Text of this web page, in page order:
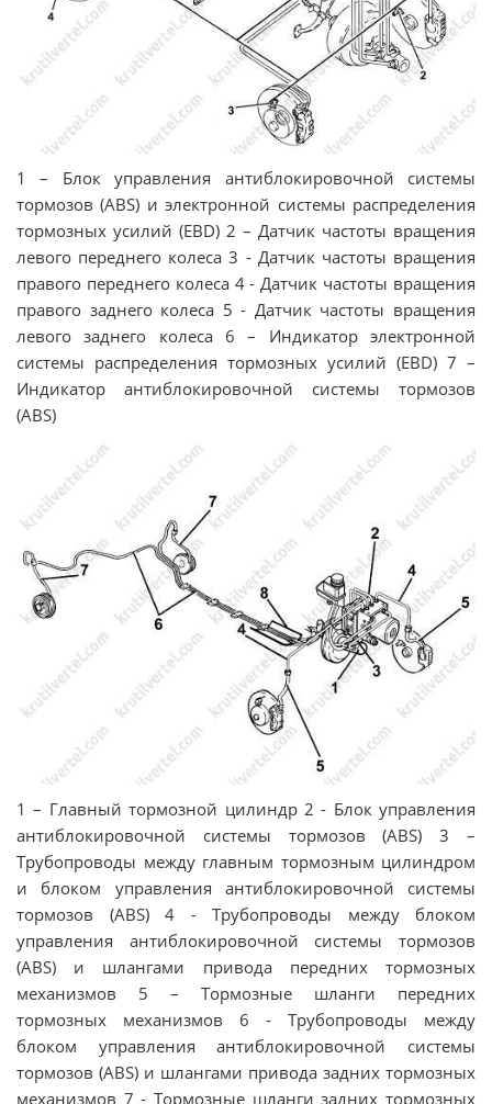
1 – Блок управления антиблокировочной системы
тормозов (ABS) и электронной системы распределения
тормозных усилий (EBD) 2 – Датчик частоты вращения
левого переднего колеса 3 - Датчик частоты вращения
правого переднего колеса 4 - Датчик частоты вращения
правого заднего колеса 5 - Датчик частоты вращения
левого заднего колеса 6 – Индикатор электронной
системы распределения тормозных усилий (EBD) 7 –
Индикатор антиблокировочной системы тормозов
(ABS)
1 – Главный тормозной цилиндр 2 - Блок управления
антиблокировочной системы тормозов (ABS) 3 –
Трубопроводы между главным тормозным цилиндром
и блоком управления антиблокировочной системы
тормозов (ABS) 4 - Трубопроводы между блоком
управления антиблокировочной системы тормозов
(ABS) и шлангами привода передних тормозных
механизмов 5 – Тормозные шланги передних
тормозных механизмов 6 - Трубопроводы между
блоком управления антиблокировочной системы
тормозов (ABS) и шлангами привода задних тормозных
механизмов 7 - Тормозные шланги задних тормозных